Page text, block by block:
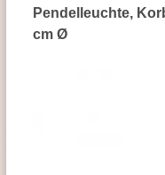
Pendelleuchte,
cm Ø